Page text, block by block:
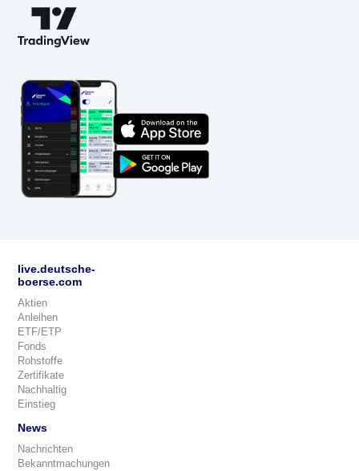
live.deutsche-
boerse.com
Aktien
Anleihen
ETF/ETP
Fonds
Rohstoffe
Zertifikate
Nachhaltig
Einstieg
News
Nachrichten
Bekanntmachungen